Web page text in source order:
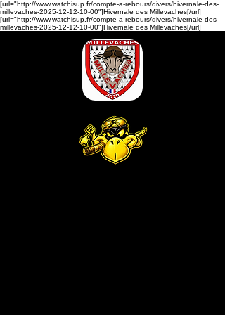
[url="http://www.watchisup.fr/compte-a-rebours/divers/hivernale-des-
millevaches-2025-12-12-10-00"]Hivernale des Millevaches[/url]
[url="http://www.watchisup.fr/compte-a-rebours/divers/hivernale-des-
millevaches-2025-12-12-10-00"]Hivernale des Millevaches[/url]